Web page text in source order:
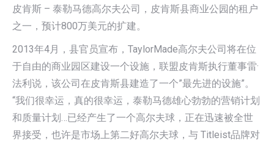
皮肯斯 – 泰勒马德高尔夫公司，皮肯斯县商业公园的租户
之一，预计800万美元的扩建。
2013年4月，县官员宣布，TaylorMade高尔夫公司将在位
于自由的商业园区建设一个设施，联盟皮肯斯执行董事雷·
法利说，该公司在皮肯斯县建造了一个”最先进的设施”。
“我们很幸运，真的很幸运，泰勒马德雄心勃勃的营销计划
和质量计划…已经产生了一个高尔夫球，正在迅速被全世
界接受，也许是市场上第二好高尔夫球，与 Titleist品牌对